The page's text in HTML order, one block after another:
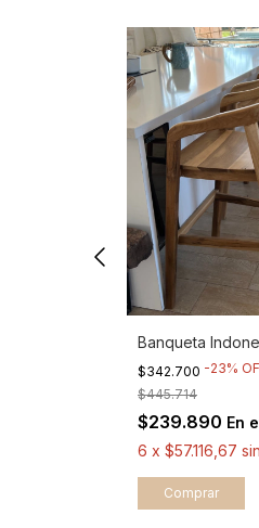
Banqueta
$342.700 -23%
$445.714
$239.890 En
6 x $57.116,67